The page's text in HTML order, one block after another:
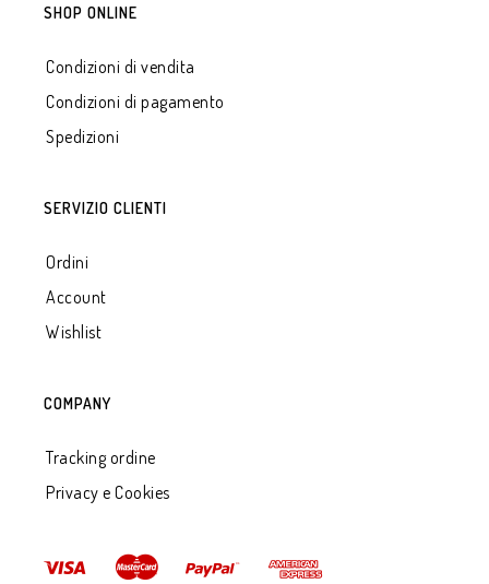
SHOP ONLINE
Condizioni di vendita
Condizioni di pagamento
Spedizioni
SERVIZIO CLIENTI
Ordini
Account
Wishlist
COMPANY
Tracking ordine
Privacy e Cookies